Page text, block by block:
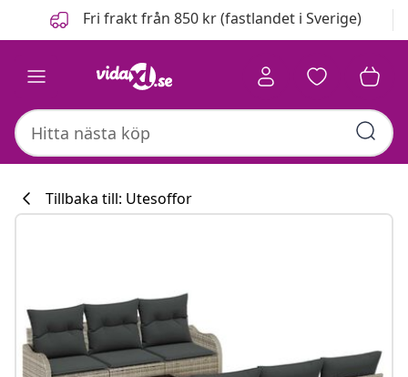
FöregåendeFri frakt från 850 kr (fastlandet i Sverige)
Tillbaka till: Utesoffor